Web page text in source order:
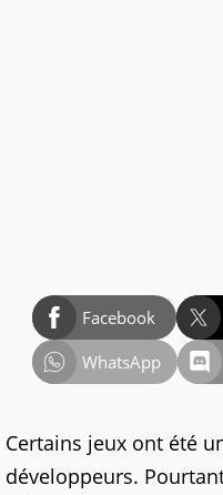
Facebook
WhatsApp
Certains jeux ont été
développeurs.